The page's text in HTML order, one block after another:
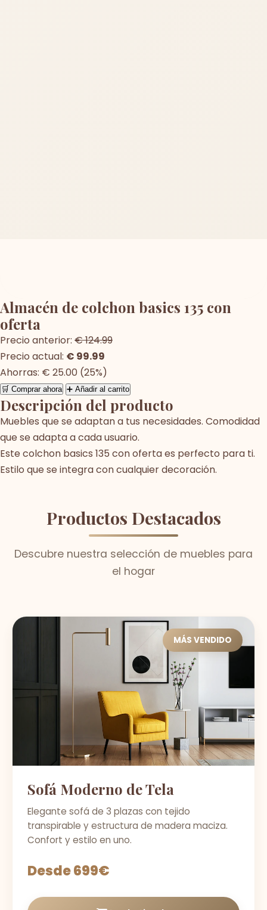
Almacén de colchon basics 135 con
oferta
Precio anterior: € 124.99
Precio actual: € 99.99
Ahorras: € 25.00 (25%)
🛒 Comprar ahora ➕ Añadir al carrito
Descripción del producto
Muebles que se adaptan a tus necesidades. Comodidad
que se adapta a cada usuario.
Este colchon basics 135 con oferta es perfecto para ti.
Estilo que se integra con cualquier decoración.
Productos Destacados
Descubre nuestra selección de muebles para
el hogar
MÁS VENDIDO
Sofá Moderno de Tela
Elegante sofá de 3 plazas con tejido
transpirable y estructura de madera maciza.
Confort y estilo en uno.
Desde 699€